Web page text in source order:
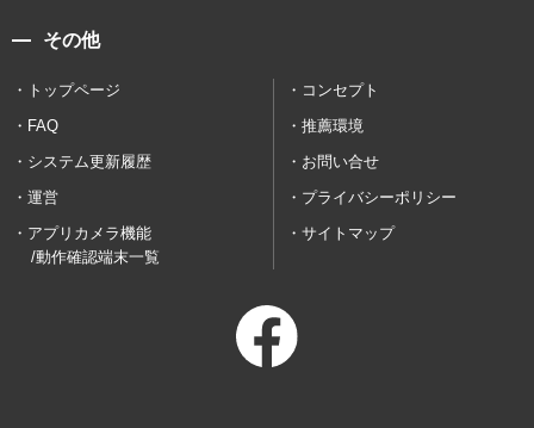
その他
トップページ
コンセプト
FAQ
推薦環境
システム更新履歴
お問い合せ
運営
プライバシーポリシー
アプリカメラ機能
/動作確認端末一覧
サイトマップ